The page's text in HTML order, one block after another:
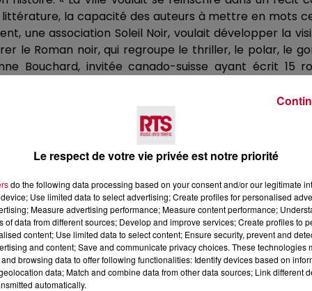
la capacité des auteurs à mettre en mots
une association Soleil Noir, voulait développer la
le Roman noir, qui regroupe le thriller, le polar, le
Bouchard, invitée canado-suisse ayant écrit 15
que le sang qui coule ! » Comme le
qui, parfois, nous voile le regard. » Car il le
blanc ou noire. La notion de bien et de mal est
varié. Ces samedis et dimanche, il sera
jeunesse. Mais d’autres propositions sont
littéraires au marché, concerts (samedi soir), et
de convivialité. On met des livres sur la table, et
s’y retrouver également. » Pour repartir, qui
Le respect de votre vie privée est notre priorité
do the following data processing based on your consent and/or our legitimate
Use limited data to select advertising; Create profiles for personalised
Measure advertising performance; Measure content performance;
of data from different sources; Develop and improve services; Create profiles to
content; Use limited data to select content; Ensure security, prevent and
and content; Save and communicate privacy choices. These technologies
browsing data to offer following functionalities: Identify devices based on
data; Match and combine data from other data sources; Link different
automatically.